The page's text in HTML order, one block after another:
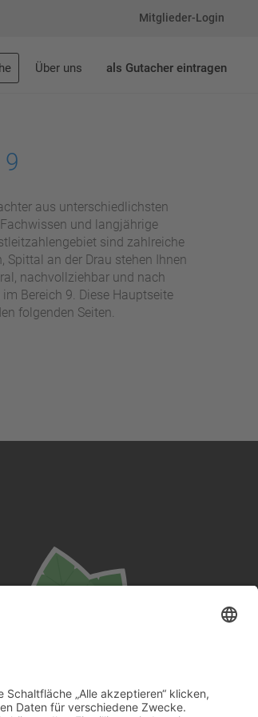
Mitglieder-Login
Über uns als Gutacher eintragen
aus unterschiedlichsten
und langjährige
sind zahlreiche
Spittal an der Drau stehen Ihnen
nachvollziehbar und nach
Bereich 9. Diese Hauptseite
folgenden Seiten.